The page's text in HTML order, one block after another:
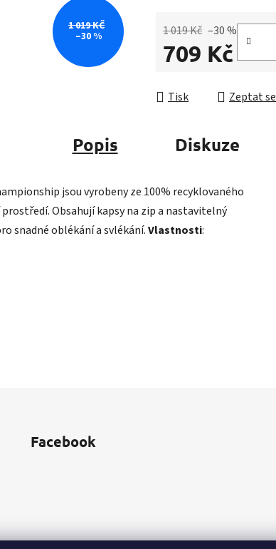
1 019 Kč –30 %
709 Kč
Tisk Zeptat se
1 019 KČ
–30 %
Popis Diskuze
jsou vyrobeny ze 100% recyklovaného
Obsahují kapsy na zip a nastavitelný
snadné oblékání a svlékání.Vlastnosti:
Facebook